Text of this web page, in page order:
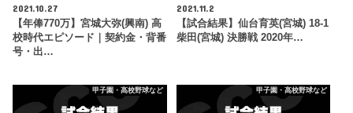
2021.10.27
【年俸770万】宮城大弥(興南) 高
校時代エピソード｜契約金・背番
号・出…
2021.11.2
【試合結果】仙台育英(宮城) 18-1
柴田(宮城) 決勝戦 2020年…
甲子園・高校野球など 甲子園・高校野球など